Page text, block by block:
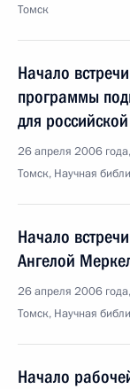
Томск
Начало
программы
для
26 апреля 2006
Томск, Научная
Начало
Ангелой
26 апреля 2006
Томск, Научная
Начало